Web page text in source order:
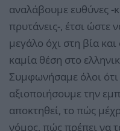
αναλάβουμε ευθύνες -
πρυτάνεις-, έτσι
μεγάλο όχι στη βία
καμία θέση στο
Συμφωνήσαμε όλοι ότι
αξιοποιήσουμε την
αποκτηθεί, το πώς
νόμος, πώς πρέπει να